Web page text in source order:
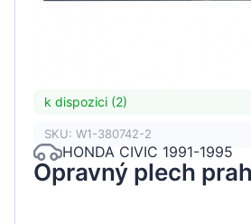
k dispozici (2)
SKU: W1-380742-2
HONDA CIVIC 1991-1995
Opravný plech